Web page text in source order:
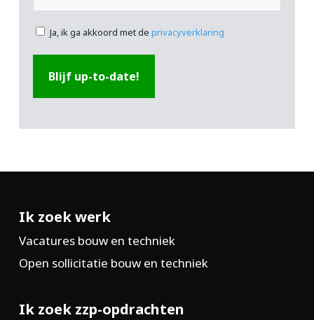
Ja, ik ga akkoord met de privacyverklaring
Ik zoek werk
Vacatures bouw en techniek
Open sollicitatie bouw en techniek
Ik zoek zzp-opdrachten